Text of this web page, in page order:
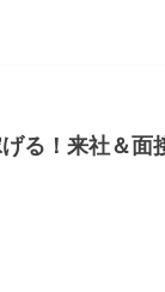
る！来社＆面